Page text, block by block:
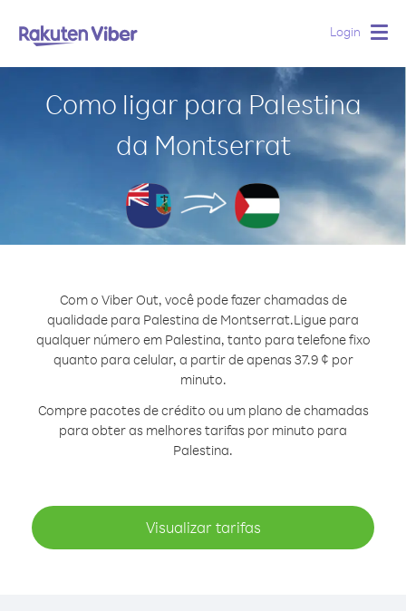
Login
Como ligar para Palestina
da Montserrat
Com o Viber Out, você pode fazer chamadas de
qualidade para Palestina de Montserrat.Ligue para
qualquer número em Palestina, tanto para telefone fixo
quanto para celular, a partir de apenas 37.9 ¢ por
minuto.
Compre pacotes de crédito ou um plano de chamadas
para obter as melhores tarifas por minuto para
Palestina.
Visualizar tarifas